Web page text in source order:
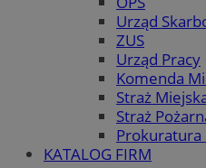
Urząd
ZUS
Urząd Pracy
Komenda
Straż
Straż
Prokuratura
KATALOG FIRM